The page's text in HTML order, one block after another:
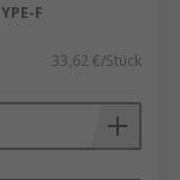
F
33,62 €/Stück